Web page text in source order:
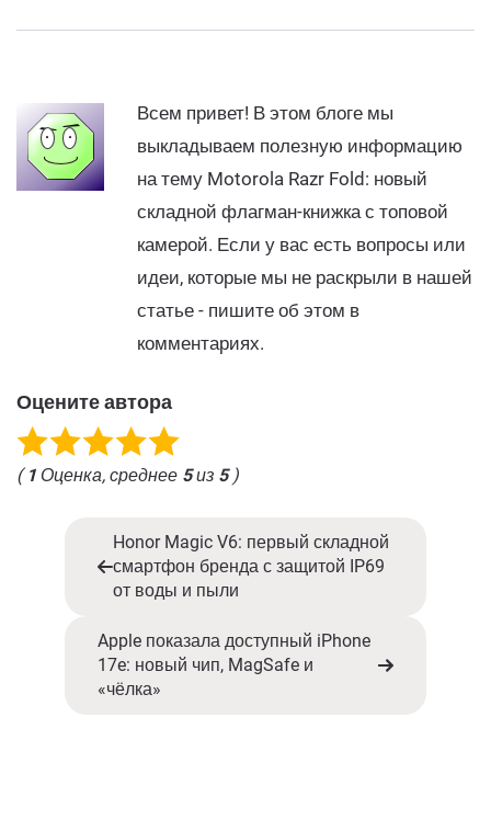
Всем привет! В этом блоге мы
выкладываем полезную информацию
на тему Motorola Razr Fold: новый
складной флагман-книжка с топовой
камерой. Если у вас есть вопросы или
идеи, которые мы не раскрыли в нашей
статье - пишите об этом в
комментариях.
Оцените автора
( 1 Оценка, среднее 5из 5)
Honor Magic V6: первый складной
смартфон бренда с защитой IP69
от воды и пыли
Apple показала доступный iPhone
17e: новый чип, MagSafe и
«чёлка»